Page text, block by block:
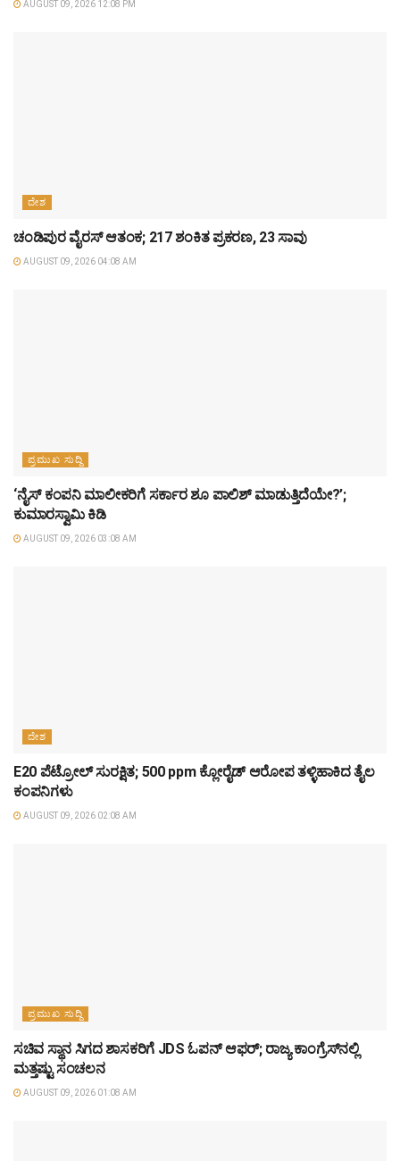
AUGUST 09, 2026 12:08 PM
ದೇಶ
ಚಂಡಿಪುರ ವೈರಸ್ ಆತಂಕ; 217 ಶಂಕಿತ ಪ್ರಕರಣ, 23 ಸಾವು
AUGUST 09, 2026 04:08 AM
ಪ್ರಮುಖ ಸುದ್ದಿ
‘ನೈಸ್ ಕಂಪನಿ ಮಾಲೀಕರಿಗೆ ಸರ್ಕಾರ ಶೂ ಪಾಲಿಶ್ ಮಾಡುತ್ತಿದೆಯೇ?’;
ಕುಮಾರಸ್ವಾಮಿ ಕಿಡಿ
AUGUST 09, 2026 03:08 AM
ದೇಶ
E20 ಪೆಟ್ರೋಲ್ ಸುರಕ್ಷಿತ; 500 ppm ಕ್ಲೋರೈಡ್ ಆರೋಪ ತಳ್ಳಿಹಾಕಿದ ತೈಲ
ಕಂಪನಿಗಳು
AUGUST 09, 2026 02:08 AM
ಪ್ರಮುಖ ಸುದ್ದಿ
ಸಚಿವ ಸ್ಥಾನ ಸಿಗದ ಶಾಸಕರಿಗೆ JDS ಓಪನ್ ಆಫರ್; ರಾಜ್ಯ ಕಾಂಗ್ರೆಸ್‌ನಲ್ಲಿ
ಮತ್ತಷ್ಟು ಸಂಚಲನ
AUGUST 09, 2026 01:08 AM